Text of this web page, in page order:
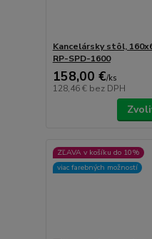
Kancelársky stôl,
RP-SPD-1600
158,00 €/ks
128,46 € bez DPH
ZĽAVA v košíku do 10%
viac farebných možností